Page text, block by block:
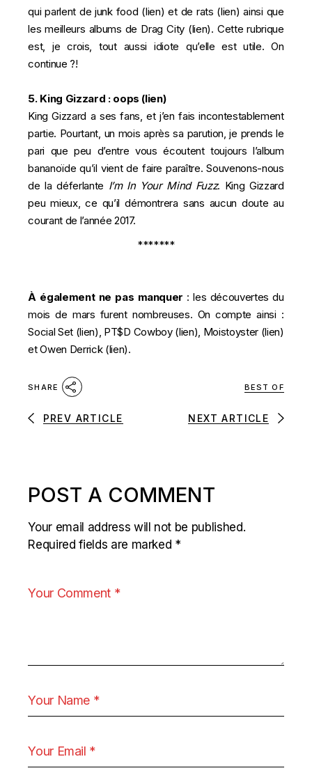
qui parlent de junk food (lien) et de rats (lien) ainsi que
les meilleurs albums de Drag City (lien). Cette rubrique
est, je crois, tout aussi idiote qu’elle est utile. On
continue ?!
5. King Gizzard : oops (lien)
King Gizzard a ses fans, et j’en fais incontestablement
partie. Pourtant, un mois après sa parution, je prends le
pari que peu d’entre vous écoutent toujours l’album
bananoïde qu’il vient de faire paraître. Souvenons-nous
de la déferlante I’m In Your Mind Fuzz. King Gizzard
peu mieux, ce qu’il démontrera sans aucun doute au
courant de l’année 2017.
*******
À également ne pas manquer : les découvertes du
mois de mars furent nombreuses. On compte ainsi :
Social Set (lien), PT$D Cowboy (lien), Moistoyster (lien)
et Owen Derrick (lien).
SHARE BEST OF
PREV ARTICLE NEXT ARTICLE
POST A COMMENT
Your email address will not be published.
Required fields are marked *